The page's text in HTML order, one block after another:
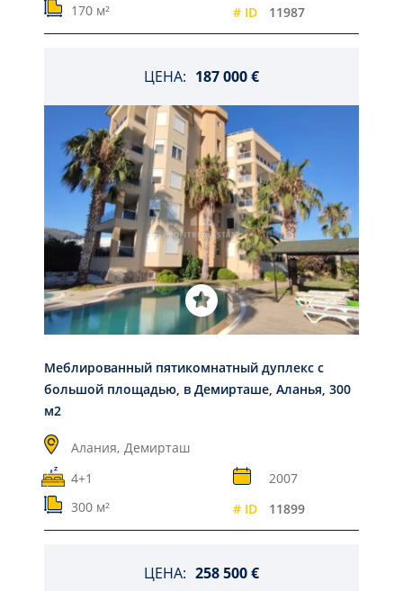
170 м²
# ID 11987
ЦЕНА: 187 000 €
Меблированный пятикомнатный дуплекс с
большой площадью, в Демирташе, Аланья, 300
м2
Алания, Демирташ
4+1
2007
300 м²
# ID 11899
ЦЕНА: 258 500 €